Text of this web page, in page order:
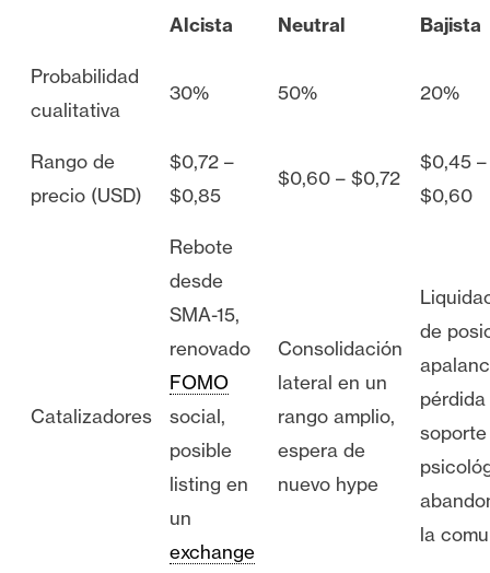
Alcista Neutral Bajista
Probabilidad
cualitativa
30% 50% 20%
Rango de
precio (USD)
$0,72 –
$0,85
$0,60 – $0,72
$0,45 –
$0,60
Catalizadores
Rebote
desde
SMA-15,
renovado
FOMO
social,
posible
listing en
un
exchange
Consolidación
lateral en un
rango amplio,
espera de
nuevo hype
de
soporte
la